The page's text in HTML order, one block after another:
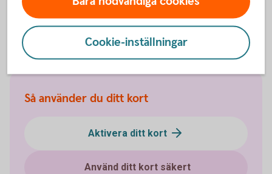
respektive tjänst kopplad till kortet.
Kortvillkor
Så använder du ditt kort
Aktivera ditt kort
Använd ditt kort säkert
Cookie-inställningar